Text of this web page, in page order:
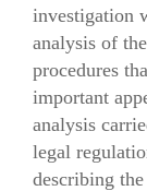
investigation
analysis of
procedures
important
analysis
legal
describing